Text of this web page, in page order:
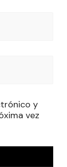
y
vez